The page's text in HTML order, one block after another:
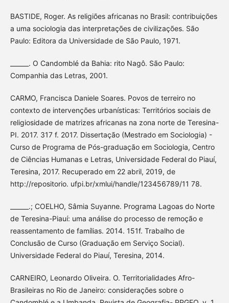
BASTIDE, Roger. As religiões africanas no Brasil: contribuições
a uma sociologia das interpretações de civilizações. São
Paulo: Editora da Universidade de São Paulo, 1971.
______. O Candomblé da Bahia: rito Nagô. São Paulo:
Companhia das Letras, 2001.
CARMO, Francisca Daniele Soares. Povos de terreiro no
contexto de intervenções urbanísticas: Territórios sociais de
religiosidade de matrizes africanas na zona norte de Teresina-
PI. 2017. 317 f. 2017. Dissertação (Mestrado em Sociologia) -
Curso de Programa de Pós-graduação em Sociologia, Centro
de Ciências Humanas e Letras, Universidade Federal do Piauí,
Teresina, 2017. Recuperado em 22 abril, 2019, de
http://repositorio. ufpi.br/xmlui/handle/123456789/11 78.
______.; COELHO, Sâmia Suyanne. Programa Lagoas do Norte
de Teresina-Piauí: uma análise do processo de remoção e
reassentamento de famílias. 2014. 151f. Trabalho de
Conclusão de Curso (Graduação em Serviço Social).
Universidade Federal do Piauí, Teresina, 2014.
CARNEIRO, Leonardo Oliveira. O. Territorialidades Afro-
Brasileiras no Rio de Janeiro: considerações sobre o